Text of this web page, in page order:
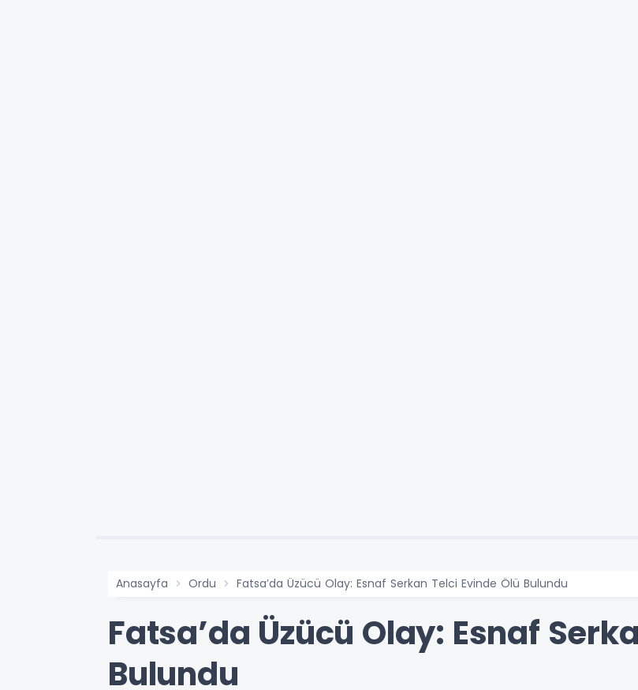
Anasayfa Ordu Fatsa’da Üzücü Olay: Esnaf Serkan Telci Evinde Ölü Bulundu
Fatsa’da Üzücü Olay: Esnaf
Bulundu